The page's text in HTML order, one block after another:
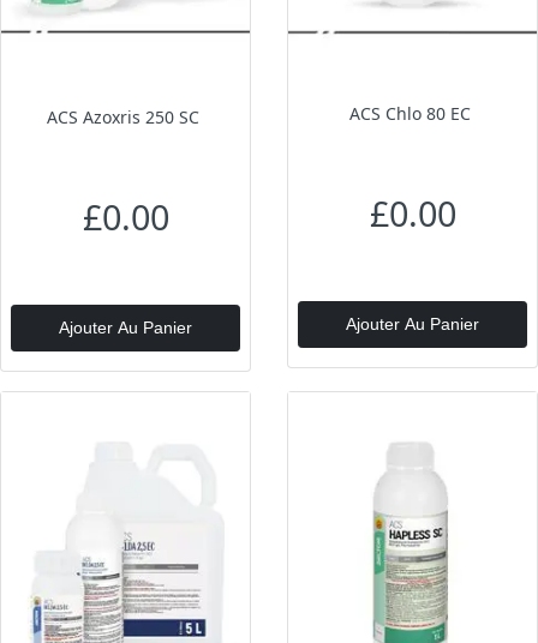
ACS Azoxris 250 SC
£0.00
Ajouter Au Panier
ACS Chlo 80 EC
£0.00
Ajouter Au Panier